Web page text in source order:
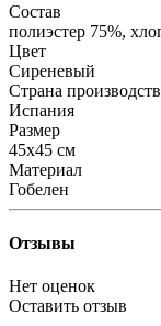
Состав
полиэстер 75%,
Цвет
Сиреневый
Страна
Испания
Размер
45х45 см
Материал
Гобелен
Отзывы
Нет оценок
Оставить отзыв